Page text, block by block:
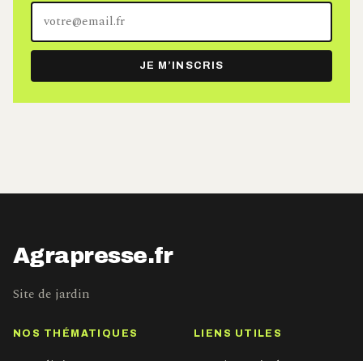
Votre
adresse
e-
mail
JE M’INSCRIS
Agrapresse.fr
Site de jardin
NOS THÉMATIQUES LIENS UTILES